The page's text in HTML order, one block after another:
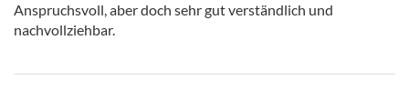
Anspruchsvoll, aber doch sehr gut verständlich und